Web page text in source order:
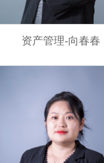
资产管理-向春春